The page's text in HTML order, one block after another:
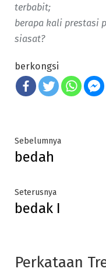
terbabit;
berapa kali prestasi
siasat?
berkongsi
Post
navigation
SebelumnyaPrevious
bedah
SeterusnyaNext
post:
bedak I
Perkataan